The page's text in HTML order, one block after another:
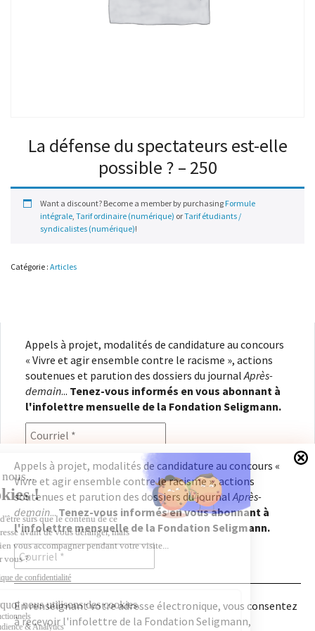
La défense du spectateurs est-elle
possible ? – 250
Want a discount? Become a member by purchasing Formule
intégrale, Tarif ordinaire (numérique) orTarif étudiants /
syndicalistes (numérique)!
Catégorie : Articles
Appels à projet, modalités de candidature au concours
« Vivre et agir ensemble contre le racisme », actions
soutenues et parution des dossiers du journalAprès-
demain... Tenez-vous informés en vous abonnant à
l'infolettre mensuelle de la Fondation Seligmann.
En renseignant votre adresse électronique, vous
consentez à recevoir l'infolettre de la Fondation
Seligmann, conformément à notrepolitique de
confidentialité. Il vous sera possible de vous
désabonner à tout moment.
Copyright © 2026Fondation Seligmann|Mentions légales|Crédits
Appels à projet, modalités de candidature au concours «
Vivre et agir ensemble contre le racisme », actions
soutenues et parution des dossiers du journalAprès-
demain...Tenez-vous informés en vous abonnant à
l'infolettre mensuelle de la Fondation Seligmann.
En renseignant votre adresse électronique, vous consentez
à recevoir l'infolettre de la Fondation Seligmann,